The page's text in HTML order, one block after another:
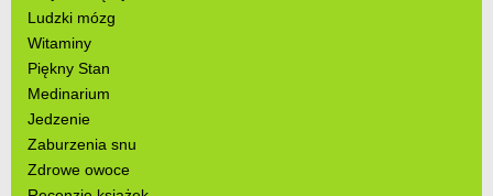
Ludzki mózg
Witaminy
Piękny Stan
Medinarium
Jedzenie
Zaburzenia snu
Zdrowe owoce